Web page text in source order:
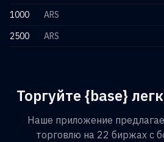
1000
ARS
2500
ARS
Торгуйте {base}
Наше приложение
торговлю на 22 биржах с